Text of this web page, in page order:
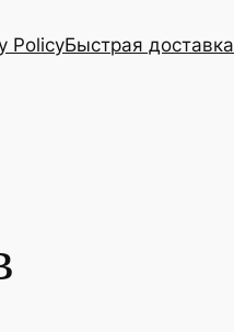
PolicyБыстрая доставка